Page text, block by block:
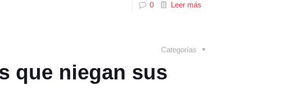
0 Leer más
Categorías
que niegan sus